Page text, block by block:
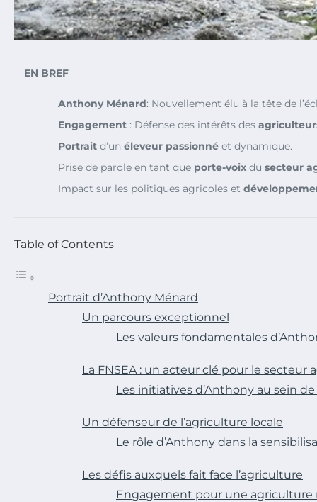
EN BREF
Anthony Ménard: Nouvellement élu à la tête de
Engagement : Défense des intérêts des
Portrait d’un éleveur passionné et dynamique.
Prise de parole en tant que porte-voix du secteur
Impact sur les politiques agricoles et
Table of Contents
Portrait d’Anthony Ménard
Un parcours exceptionnel
Les valeurs fondamentales
La FNSEA : un acteur clé pour le secteur
Les initiatives d’Anthony au sein de
Un défenseur de l’agriculture locale
Le rôle d’Anthony dans la
Les défis auxquels fait face l’agriculture
Engagement pour une agriculture